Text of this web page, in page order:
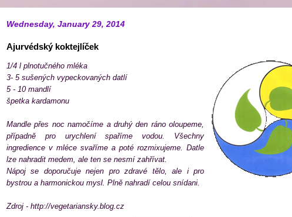
Wednesday, January 29, 2014
Ajurvédský koktejlíček
1/4 l plnotučného mléka
3- 5 sušených vypeckovaných datlí
5 - 10 mandlí
špetka kardamonu
Mandle přes noc namočíme a druhý den ráno oloupeme,
případně pro urychlení spaříme vodou. Všechny
ingredience v mléce svaříme a poté rozmixujeme. Datle
lze nahradit medem, ale ten se nesmí zahřívat.
Nápoj se doporučuje nejen pro zdravé tělo, ale i pro
bystrou a harmonickou mysl. Plně nahradí celou snídani.
Zdroj - http://vegetariansky.blog.cz